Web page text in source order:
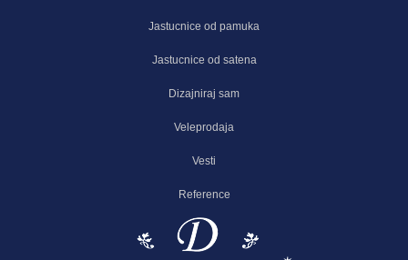
Jastucnice od pamuka
Jastucnice od satena
Dizajniraj sam
Veleprodaja
Vesti
Reference